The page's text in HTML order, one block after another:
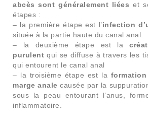
abcès sont généralement liéeset
étapes :
– la première étape est l’infection
située à la partie haute du canal anal.
– la deuxième étape est la
purulent qui se diffuse à travers les
qui entourent le canal anal
– la troisième étape est la
marge anale causée par la
sous la peau entourant l’anus,
inflammatoire.